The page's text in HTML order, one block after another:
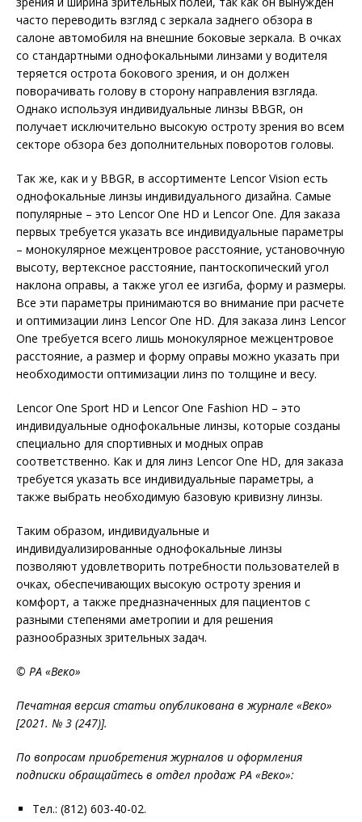
часто переводить взгляд с зеркала заднего обзора в
салоне автомобиля на внешние боковые зеркала. В очках
со стандартными однофокальными линзами у водителя
теряется острота бокового зрения, и он должен
поворачивать голову в сторону направления взгляда.
Однако используя индивидуальные линзы BBGR, он
получает исключительно высокую остроту зрения во всем
секторе обзора без дополнительных поворотов головы.
Так же, как и у BBGR, в ассортименте Lencor Vision есть
однофокальные линзы индивидуального дизайна. Самые
популярные – это Lencor One HD и Lencor One. Для заказа
первых требуется указать все индивидуальные параметры
– монокулярное межцентровое расстояние, установочную
высоту, вертексное расстояние, пантоскопический угол
наклона оправы, а также угол ее изгиба, форму и размеры.
Все эти параметры принимаются во внимание при расчете
и оптимизации линз Lencor One HD. Для заказа линз Lencor
One требуется всего лишь монокулярное межцентровое
расстояние, а размер и форму оправы можно указать при
необходимости оптимизации линз по толщине и весу.
Lencor One Sport HD и Lencor One Fashion HD – это
индивидуальные однофокальные линзы, которые созданы
специально для спортивных и модных оправ
соответственно. Как и для линз Lencor One HD, для заказа
требуется указать все индивидуальные параметры, а
также выбрать необходимую базовую кривизну линзы.
Таким образом, индивидуальные и
индивидуализированные однофокальные линзы
позволяют удовлетворить потребности пользователей в
очках, обеспечивающих высокую остроту зрения и
комфорт, а также предназначенных для пациентов с
разными степенями аметропии и для решения
разнообразных зрительных задач.
© РА «Веко»
Печатная версия статьи опубликована в журнале «Веко»
[2021. № 3 (247)].
По вопросам приобретения журналов и оформления
подписки обращайтесь в отдел продаж РА «Веко»:
Тел.: (812) 603-40-02.